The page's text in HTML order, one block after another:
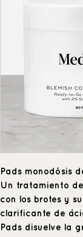
Pads monodósis
Un tratamiento
con los brotes y
clarificante de
Pads disuelve la